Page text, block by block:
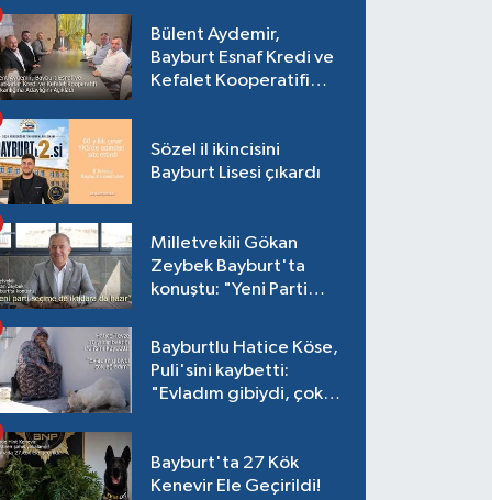
Bülent Aydemir,
Bayburt Esnaf Kredi ve
Kefalet Kooperatifi
Sözel il ikincisini
Bayburt Lisesi çıkardı
Milletvekili Gökan
Zeybek Bayburt'ta
konuştu: "Yeni Parti
Bayburtlu Hatice Köse,
Puli'sini kaybetti:
"Evladım gibiydi, çok
Bayburt'ta 27 Kök
Kenevir Ele Geçirildi!